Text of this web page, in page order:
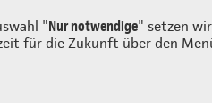
"Nur notwendige" setzen
für die Zukunft über den
Login